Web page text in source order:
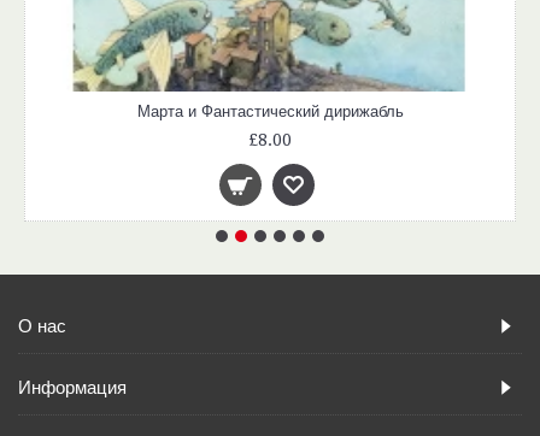
Марта и Фантастический дирижабль
£8.00
О нас
Информация